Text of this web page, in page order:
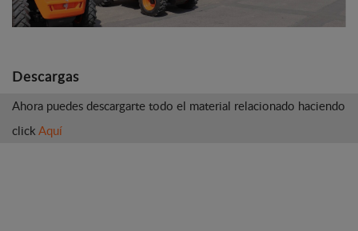
Descargas
Ahora puedes descargarte todo el material relacionado haciendo
click Aquí